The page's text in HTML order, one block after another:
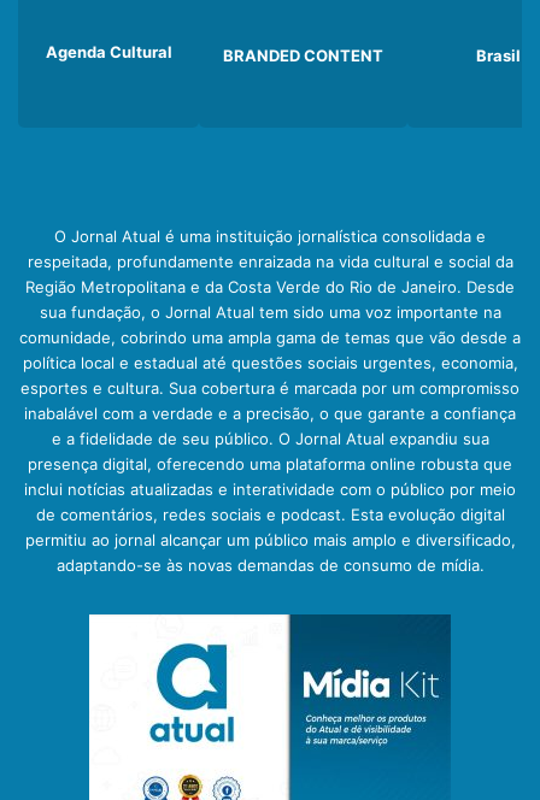
Agenda Cultural BRANDED CONTENT Brasil
O Jornal Atual é uma instituição jornalística consolidada e
respeitada, profundamente enraizada na vida cultural e social da
Região Metropolitana e da Costa Verde do Rio de Janeiro. Desde
sua fundação, o Jornal Atual tem sido uma voz importante na
comunidade, cobrindo uma ampla gama de temas que vão desde a
política local e estadual até questões sociais urgentes, economia,
esportes e cultura. Sua cobertura é marcada por um compromisso
inabalável com a verdade e a precisão, o que garante a confiança
e a fidelidade de seu público. O Jornal Atual expandiu sua
presença digital, oferecendo uma plataforma online robusta que
inclui notícias atualizadas e interatividade com o público por meio
de comentários, redes sociais e podcast. Esta evolução digital
permitiu ao jornal alcançar um público mais amplo e diversificado,
adaptando-se às novas demandas de consumo de mídia.